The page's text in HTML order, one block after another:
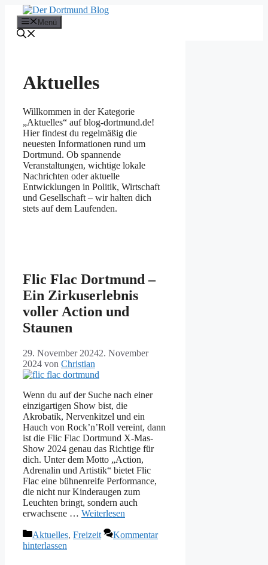
Inhalt
springen
Menü
Aktuelles
Willkommen in der Kategorie
„Aktuelles“ auf blog-dortmund.de!
Hier findest du regelmäßig die
neuesten Informationen rund um
Dortmund. Ob spannende
Veranstaltungen, wichtige lokale
Nachrichten oder aktuelle
Entwicklungen in Politik, Wirtschaft
und Gesellschaft – wir halten dich
stets auf dem Laufenden.
Flic Flac Dortmund –
Ein Zirkuserlebnis
voller Action und
Staunen
29. November 20242. November
2024 von Christian
Wenn du auf der Suche nach einer
einzigartigen Show bist, die
Akrobatik, Nervenkitzel und ein
Hauch von Rock’n’Roll vereint, dann
ist die Flic Flac Dortmund X-Mas-
Show 2024 genau das Richtige für
dich. Unter dem Motto „Action,
Adrenalin und Artistik“ bietet Flic
Flac eine bühnenreife Performance,
die nicht nur Kinderaugen zum
Leuchten bringt, sondern auch
erwachsene … Weiterlesen
Kategorien
Aktuelles, Freizeit
Kommentar
hinterlassen